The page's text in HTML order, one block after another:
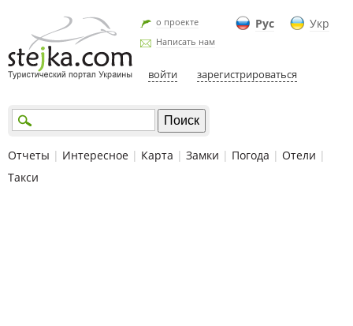
Рус Укр
о проекте
Написать нам
войти зарегистрироваться
Отчеты | Интересное | Карта | Замки | Погода | Отели |
Такси